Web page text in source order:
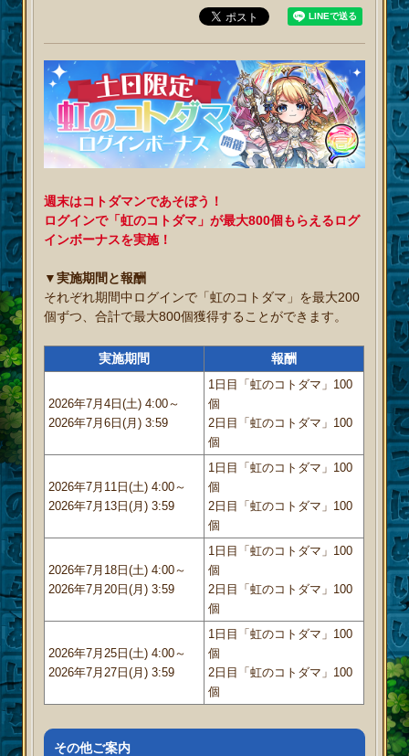
週末はコトダマンであそぼう！
ログインで「虹のコトダマ」が最大800個もらえるログ
インボーナスを実施！
▼実施期間と報酬
それぞれ期間中ログインで「虹のコトダマ」を最大200
個ずつ、合計で最大800個獲得することができます。
実施期間 報酬
2026年7月4日(土) 4:00～
2026年7月6日(月) 3:59
1日目「虹のコトダマ」100
個
2日目「虹のコトダマ」100
個
2026年7月11日(土) 4:00～
2026年7月13日(月) 3:59
1日目「虹のコトダマ」100
個
2日目「虹のコトダマ」100
個
2026年7月18日(土) 4:00～
2026年7月20日(月) 3:59
1日目「虹のコトダマ」100
個
2日目「虹のコトダマ」100
個
2026年7月25日(土) 4:00～
2026年7月27日(月) 3:59
1日目「虹のコトダマ」100
個
2日目「虹のコトダマ」100
個
その他ご案内